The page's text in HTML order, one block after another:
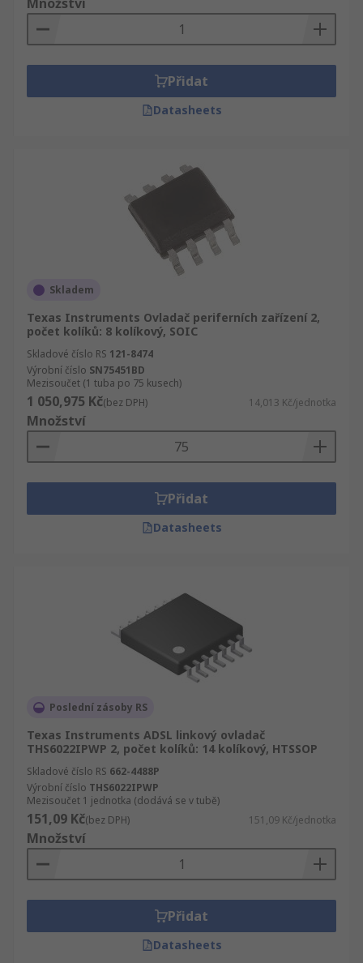
Přidat
Datasheets
Skladem
Texas Instruments Ovladač periferních zařízení 2,
počet kolíků: 8 kolíkový, SOIC
Skladové číslo RS 121-8474
Výrobní číslo SN75451BD
Mezisoučet (1 tuba po 75 kusech)
1 050,975 Kč(bez DPH) 14,013 Kč/jednotka
Množství
Přidat
Datasheets
Poslední zásoby RS
Texas Instruments ADSL linkový ovladač
THS6022IPWP 2, počet kolíků: 14 kolíkový, HTSSOP
Skladové číslo RS 662-4488P
Výrobní číslo THS6022IPWP
Mezisoučet 1 jednotka (dodává se v tubě)
151,09 Kč(bez DPH) 151,09 Kč/jednotka
Množství
Přidat
Datasheets